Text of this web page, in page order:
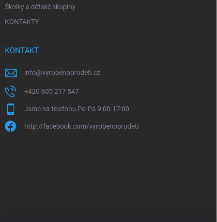
Školky a dětské skupiny
KONTAKTY
KONTAKT
info@vyrobenoprodeti.cz
+420 605 217 547
Jsme na telefonu Po-Pá 9:00-17:00
http://facebook.com/vyrobenoprodeti